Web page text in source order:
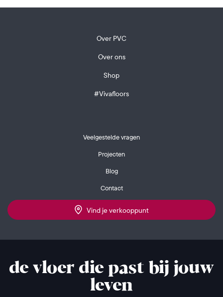
Over PVC
Over ons
Shop
#Vivafloors
Veelgestelde vragen
Projecten
Blog
Contact
Vind je verkooppunt
de vloer die past bij jouw
leven